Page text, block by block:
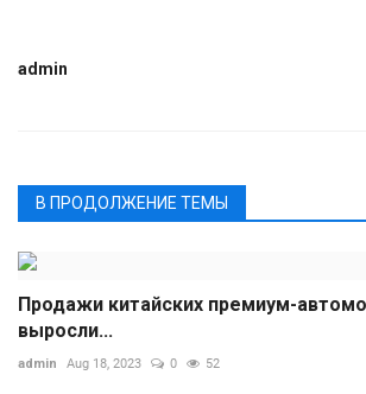
admin
В ПРОДОЛЖЕНИЕ ТЕМЫ
Продажи китайских премиум-
выросли...
admin Aug 18, 2023 0 52